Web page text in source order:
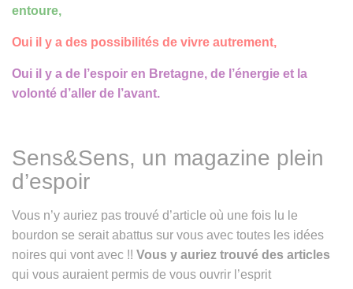
entoure,
Oui il y a des possibilités de vivre autrement,
Oui il y a de l’espoir en Bretagne, de l’énergie et la
volonté d’aller de l’avant.
Sens&Sens, un magazine plein
d’espoir
Vous n’y auriez pas trouvé d’article où une fois lu le
bourdon se serait abattus sur vous avec toutes les idées
noires qui vont avec !! Vous y auriez trouvé des articles
qui vous auraient permis de vous ouvrir l’esprit